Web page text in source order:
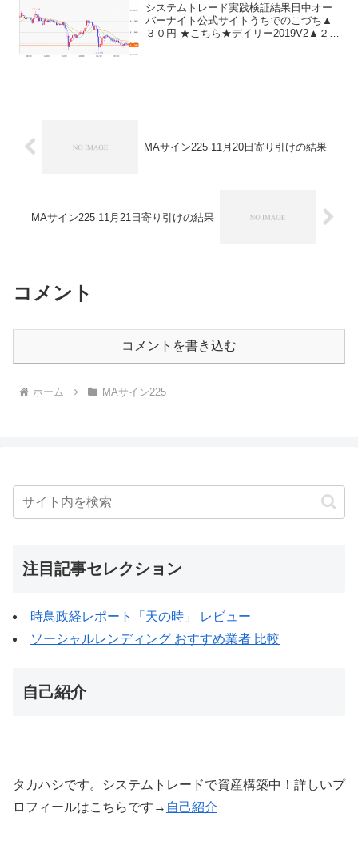
システムトレード実践検証結果日中オー
バーナイト公式サイトうちでのこづち▲
３０円-★こちら★デイリー2019V2▲２９
MAサイン225 11月20日寄り引けの結果
MAサイン225 11月21日寄り引けの結果
コメント
コメントを書き込む
ホーム MAサイン225
注目記事セレクション
時鳥政経レポート「天の時」 レビュー
ソーシャルレンディング おすすめ業者 比較
自己紹介
タカハシです。システムトレードで資産構築中！詳しいプ
ロフィールはこちらです→ 自己紹介